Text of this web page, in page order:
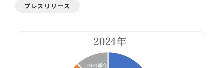
プレスリリース